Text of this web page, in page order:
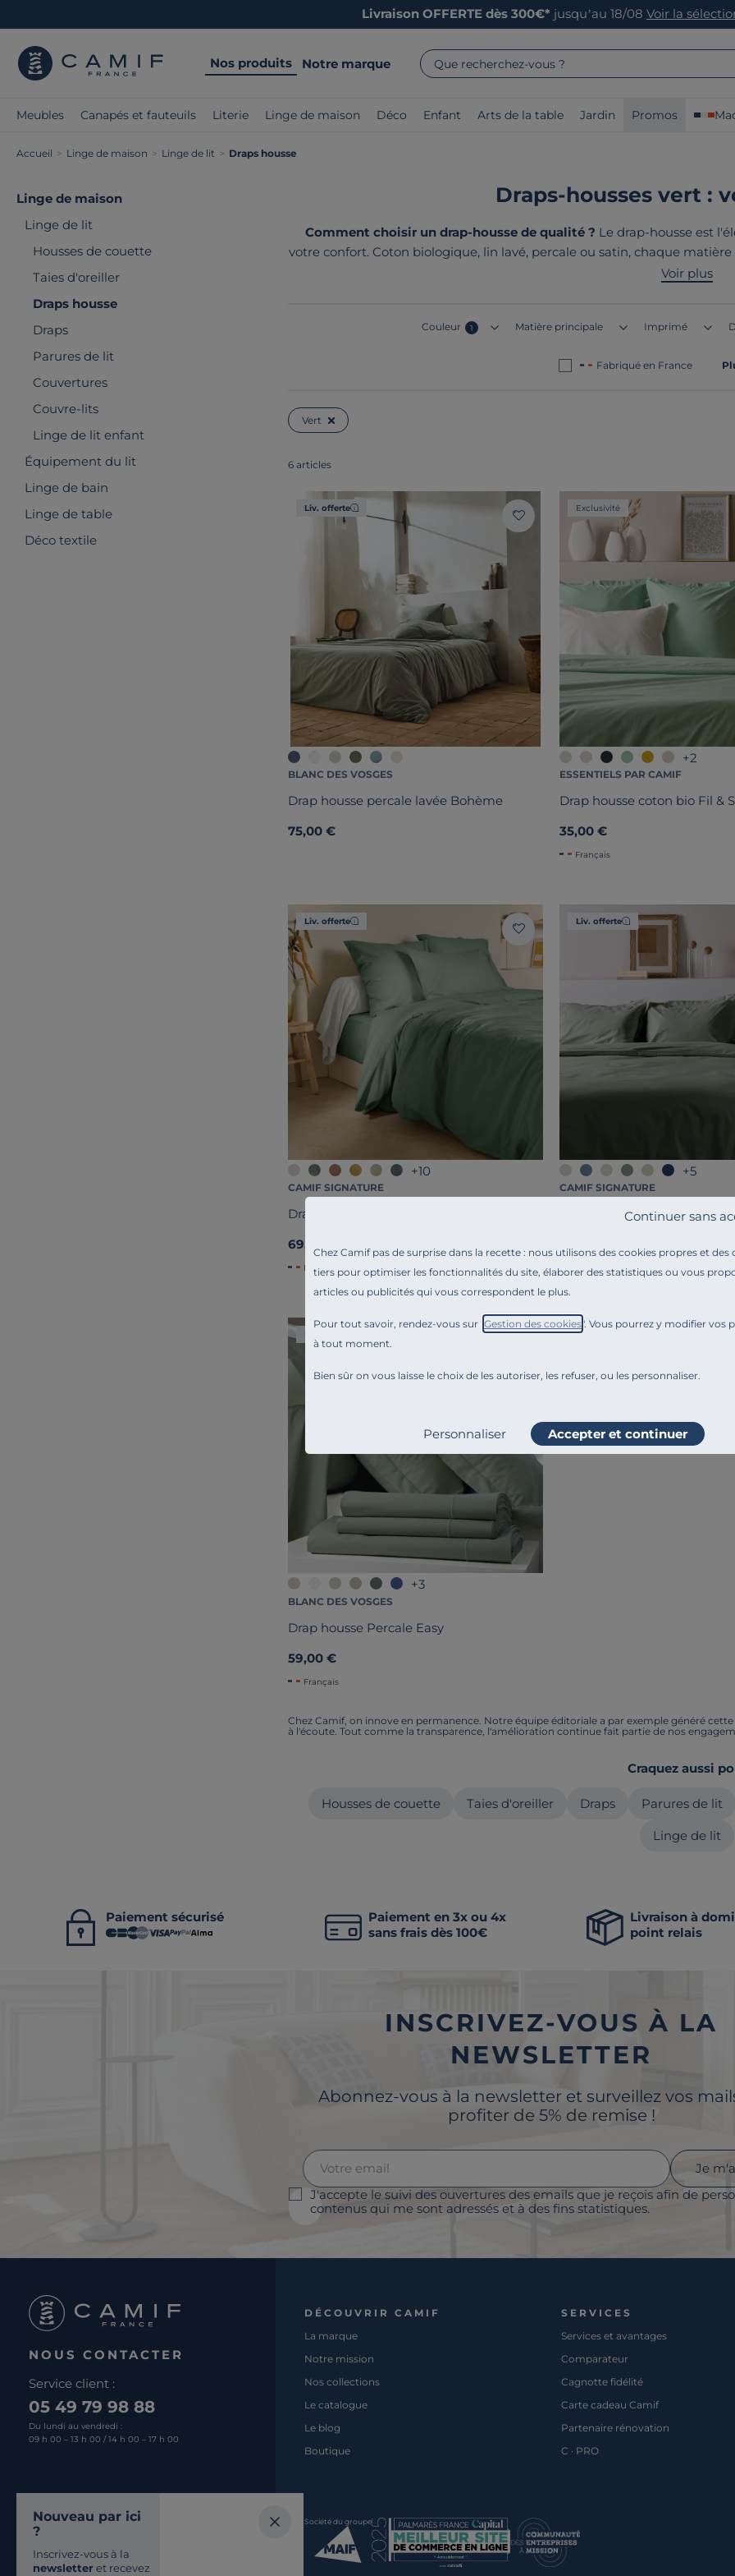
Chez Camif pas de surprise dans la recette : nous utilisons des cookies propres et des
tiers pour optimiser les fonctionnalités du site, élaborer des statistiques ou vous
articles ou publicités qui vous correspondent le plus.
Pour tout savoir, rendez-vous sur " Gestion des cookies". Vous pourrez y modifier vos
à tout moment.
Bien sûr on vous laisse le choix de les autoriser, les refuser, ou les personnaliser.
Continuer sans
Personnaliser Accepter et continuer
Livraison OFFERTE dès 300€* jusqu’au 18/08 Voir la
Nos produits Notre marque Que recherchez-vous ?
Meubles Canapés et fauteuils Literie Linge de maison Déco Enfant Arts de la table Jardin Promos
Accueil > Linge de maison > Linge de lit > Draps housse
Linge de maison
Linge de lit
Housses de couette
Taies d'oreiller
Draps housse
Draps
Parures de lit
Couvertures
Couvre-lits
Linge de lit enfant
Équipement du lit
Linge de bain
Linge de table
Déco textile
Draps-housses vert :
Comment choisir un drap-housse de qualité ? Le drap-housse est
votre confort. Coton biologique, lin lavé, percale ou satin, chaque
haut de gamme allient tissage serré, qualité hôtelière pour des nuits
Voir plus
Couleur 1 Matière principale Imprimé
Fabriqué en France
Vert
6 articles
Liv. offerte
BLANC DES VOSGES
Drap housse percale lavée Bohème
75,00 €
Exclusivité
+2
ESSENTIELS PAR CAMIF
Drap housse coton bio Fil &
35,00 €
Français
Liv. offerte
+10
CAMIF SIGNATURE
Drap housse coton lin Valentine
69,00 €
Français
Liv. offerte
+5
CAMIF SIGNATURE
Français
+3
BLANC DES VOSGES
Drap housse Percale Easy
59,00 €
Français
Chez Camif, on innove en permanence. Notre équipe éditoriale a par exemple généré
à l'écoute. Tout comme la transparence, l'amélioration continue fait partie de nos
Craquez aussi
Housses de couette Taies d'oreiller Draps Parures de lit
Linge de lit
Paiement sécurisé
Paiement en 3x ou 4x
sans frais dès 100€
Livraison à
point relais
INSCRIVEZ-VOUS À LA
NEWSLETTER
Abonnez-vous à la newsletter et surveillez vos
profiter de 5% de remise !
J'accepte le suivi des ouvertures des emails que je reçois afin de
contenus qui me sont adressés et à des fins statistiques.
Je
NOUS CONTACTER
Service client :
05 49 79 98 88
Du lundi au vendredi :
09 h 00 – 13 h 00 / 14 h 00 – 17 h 00
SUR LES RÉSEAUX
DÉCOUVRIR CAMIF
La marque
Notre mission
Nos collections
Le catalogue
Le blog
Boutique
SERVICES
Services et avantages
Comparateur
Cagnotte fidélité
Carte cadeau Camif
Partenaire rénovation
C · PRO
Société du groupe
Nouveau par ici
?
Inscrivez-vous à la
newsletteret recevez